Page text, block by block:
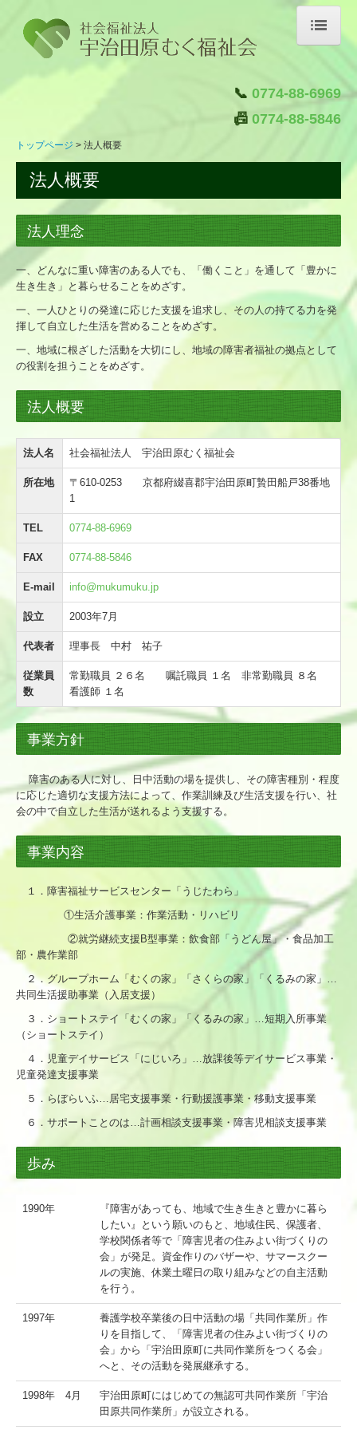
トップページ
はぐくむ
つなぐ
クラブ活動
自主製品ブランド「むく屋」
ご注文はこちら
情報公開
ブログ
採用情報
募集要項（正社員）
家族会ブログ
お問合せ
プライバシーポリシー
📞 0774-88-6969
📠 0774-88-5846
トップページ 法人概要
法人概要
法人理念
一、どんなに重い障害のある人でも、「働くこと」を通して「豊かに
生き生き」と暮らせることをめざす。
一、一人ひとりの発達に応じた支援を追求し、その人の持てる力を発
揮して自立した生活を営めることをめざす。
一、地域に根ざした活動を大切にし、地域の障害者福祉の拠点として
の役割を担うことをめざす。
法人概要
法人名 社会福祉法人 宇治田原むく福祉会
所在地
〒610-0253 京都府綴喜郡宇治田原町贄田船戸38番地
1
TEL 0774-88-6969
FAX 0774-88-5846
E-mail info@mukumuku.jp
設立 2003年7月
代表者 理事長 中村 祐子
従業員
数
常勤職員 ２６名 嘱託職員 １名 非常勤職員 ８名
看護師 １名
事業方針
障害のある人に対し、日中活動の場を提供し、その障害種別・程度
に応じた適切な支援方法によって、作業訓練及び生活支援を行い、社
会の中で自立した生活が送れるよう支援する。
事業内容
１．障害福祉サービスセンター「うじたわら」
①生活介護事業： 作業活動・リハビリ
②就労継続支援B型事業：飲食部「うどん屋」・食品加工
部・農作業部
２．グループホーム「むくの家」「さくらの家」「くるみの家」…
共同生活援助事業（入居支援）
３．ショートステイ「むくの家」「くるみの家」…短期入所事業
（ショートステイ）
４．児童デイサービス「にじいろ」…放課後等デイサービス事業・
児童発達支援事業
５．らぼらいふ…居宅支援事業・行動援護事業・移動支援事業
６．サポートことのは…計画相談支援事業・障害児相談支援事業
歩み
1990年
『障害があっても、地域で生き生きと豊かに暮ら
したい』という願いのもと、地域住民、保護者、
学校関係者等で「障害児者の住みよい街づくりの
会」が発足。資金作りのバザーや、サマースクー
ルの実施、休業土曜日の取り組みなどの自主活動
を行う。
1997年
養護学校卒業後の日中活動の場「共同作業所」作
りを目指して、「障害児者の住みよい街づくりの
会」から「宇治田原町に共同作業所をつくる会」
へと、その活動を発展継承する。
1998年 4月
宇治田原町にはじめての無認可共同作業所「宇治
田原共同作業所」が設立される。